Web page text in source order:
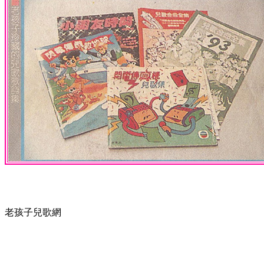
老孩子兒歌網